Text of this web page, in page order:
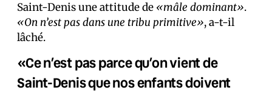
Saint-Denis une attitude de «mâle dominant».
«On n’est pas dans une tribu primitive», a-t-il
lâché.
«Ce n’est pas parce qu’on vient de
Saint-Denis que nos enfants doivent